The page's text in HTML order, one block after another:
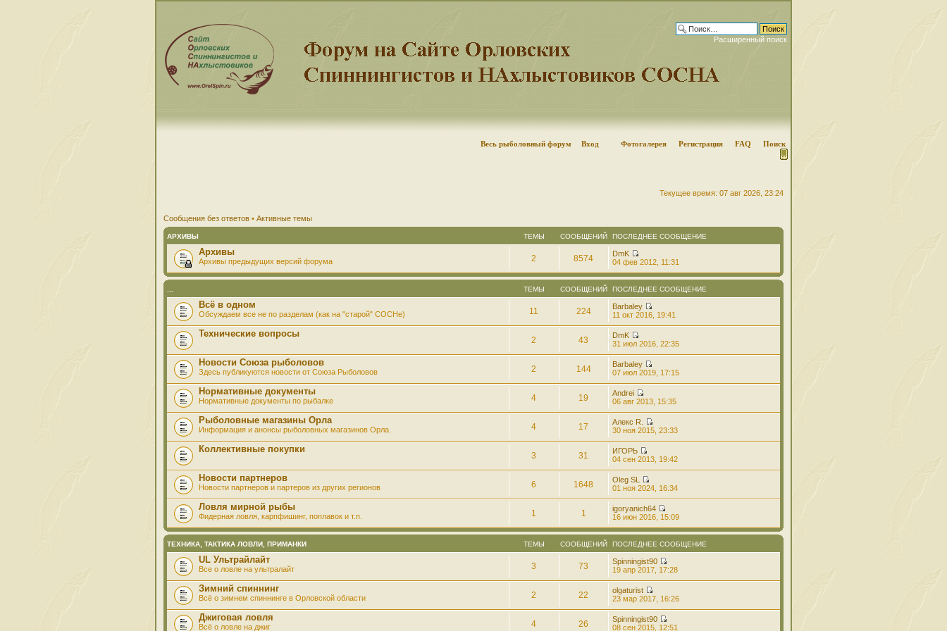
Расширенный поиск
Весь рыболовный форум Вход Фотогалерея Регистрация FAQ Поиск
Текущее время: 07 авг 2026, 23:24
Сообщения без ответов • Активные темы
АРХИВЫ ТЕМЫ СООБЩЕНИЙ ПОСЛЕДНЕЕ СООБЩЕНИЕ
Архивы
Архивы предыдущих версий форума 2 8574
DmK
04 фев 2012, 11:31
ТЕМЫ СООБЩЕНИЙ ПОСЛЕДНЕЕ СООБЩЕНИЕ
Всё в одном
Обсуждаем все не по разделам (как на "старой" СОСНе) 11 224
Barbaley
11 окт 2016, 19:41
Технические вопросы
2 43
DmK
31 июл 2016, 22:35
Новости Союза рыболовов
Здесь публикуются новости от Союза Рыболовов 2 144
Barbaley
07 июл 2019, 17:15
Нормативные документы
Нормативные документы по рыбалке 4 19
Andrei
06 авг 2013, 15:35
Рыболовные магазины Орла
Информация и анонсы рыболовных магазинов Орла. 4 17
Алекс R.
30 ноя 2015, 23:33
Коллективные покупки
3 31
ИГОРЬ
04 сен 2013, 19:42
Новости партнеров
Новости партнеров и партеров из других регионов 6 1648
Oleg SL
01 ноя 2024, 16:34
Ловля мирной рыбы
Фидерная ловля, карпфишинг, поплавок и т.п. 1 1
igoryanich64
16 июн 2016, 15:09
ТЕХНИКА, ТАКТИКА ЛОВЛИ, ПРИМАНКИ ТЕМЫ СООБЩЕНИЙ ПОСЛЕДНЕЕ СООБЩЕНИЕ
UL Ультрайлайт
Все о ловле на ультралайт 3 73
Spinningist90
19 апр 2017, 17:28
Зимний спиннинг
Всё о зимнем спиннинге в Орловской области 2 22
olgaturist
23 мар 2017, 16:26
Джиговая ловля
Всё о ловле на джиг 4 26
Spinningist90
08 сен 2015, 12:51